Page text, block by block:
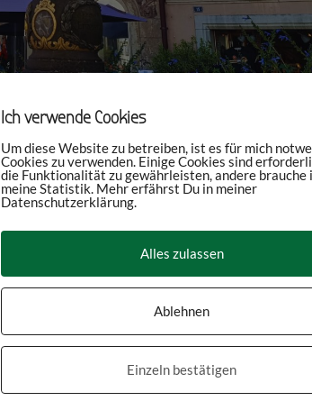
Ich verwende Cookies
Um diese Website zu betreiben, ist es für mich
Cookies zu verwenden. Einige Cookies sind
die Funktionalität zu gewährleisten, andere brauche
meine Statistik. Mehr erfährst Du in meiner
Datenschutzerklärung.
Alles zulassen
Ablehnen
Einzeln bestätigen